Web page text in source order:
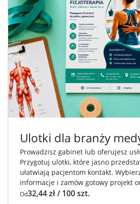
Ulotki dla branży
Prowadzisz gabinet lub oferujesz
Przygotuj ulotki, które jasno
ułatwiają pacjentom kontakt.
informacje i zamów gotowy projekt
Od32,44 zł / 100 szt.